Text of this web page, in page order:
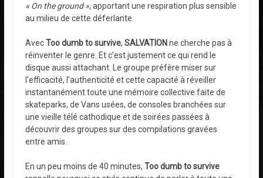
« On the ground », apportant une respiration plus sensible
au milieu de cette déferlante.
AvecToo dumb to survive, SALVATION ne cherche pas à
réinventer le genre. Et c’est justement ce qui rend le
disque aussi attachant. Le groupe préfère miser sur
l’efficacité, l’authenticité et cette capacité à réveiller
instantanément toute une mémoire collective faite de
skateparks, de Vans usées, de consoles branchées sur
une vieille télé cathodique et de soirées passées à
découvrir des groupes sur des compilations gravées
entre amis.
En un peu moins de 40 minutes, Too dumb to survive